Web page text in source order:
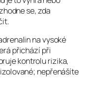
se, zda
na vysoké
přichází při
kontrolu rizika,
nepřenášíte